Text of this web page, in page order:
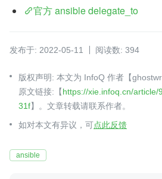
官方 ansible delegate_to
发布于: 2022-05-11 阅读数: 394
版权声明: 本文为 InfoQ 作者【
原文链接:【https://xie.infoq.cn/
31f】。文章转载请联系作者。
如对本文有异议，可点此反馈
ansible